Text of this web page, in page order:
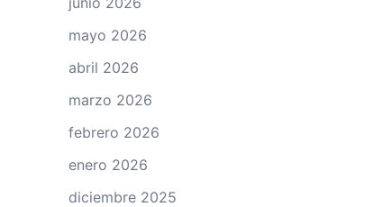
mayo 2026
abril 2026
marzo 2026
febrero 2026
enero 2026
diciembre 2025